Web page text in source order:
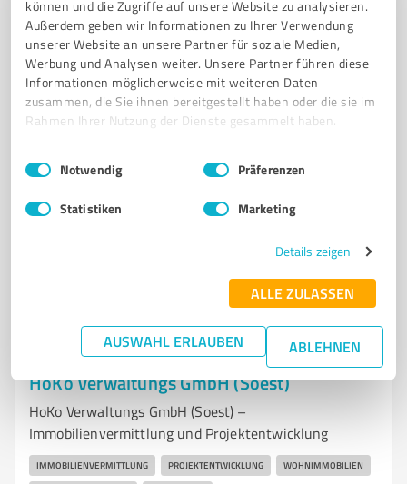
können und die Zugriffe auf unsere Website zu analysieren.
Außerdem geben wir Informationen zu Ihrer Verwendung
unserer Website an unsere Partner für soziale Medien,
Werbung und Analysen weiter. Unsere Partner führen diese
Informationen möglicherweise mit weiteren Daten
zusammen, die Sie ihnen bereitgestellt haben oder die sie im
Rahmen Ihrer Nutzung der Dienste gesammelt haben.
Impressum Datenschutzbestimmungen
Einwilligungsauswahl
Notwendig Präferenzen
Statistiken Marketing
Details zeigen
ALLE ZULASSEN
AUSWAHL ERLAUBEN ABLEHNEN
Volksbank Hellweg Immobilien GmbH
Volksbank Hellweg Immobilien GmbH – Ihre Experten
für Immobilienvermittlung!
IMMOBILIENVERMITTLUNG IMMOBILIENVERKAUF
IMMOBILIENBERATUNG FINANZIERUNG IMMOBILIENAGENTUR
Westenhellweg 1, 59494 Soest
info@immo-vbhellweg.de
www.volksbank-hellweg.de/startseite.html
Immobilienvermittlung
HoKo Verwaltungs GmbH (Soest)
HoKo Verwaltungs GmbH (Soest) –
Immobilienvermittlung und Projektentwicklung
IMMOBILIENVERMITTLUNG PROJEKTENTWICKLUNG WOHNIMMOBILIEN